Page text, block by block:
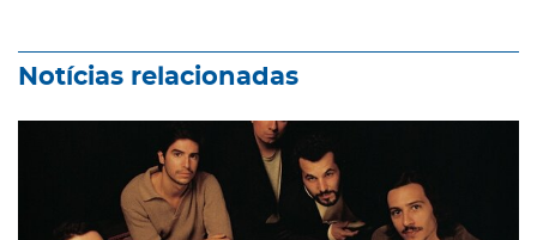
Notícias relacionadas